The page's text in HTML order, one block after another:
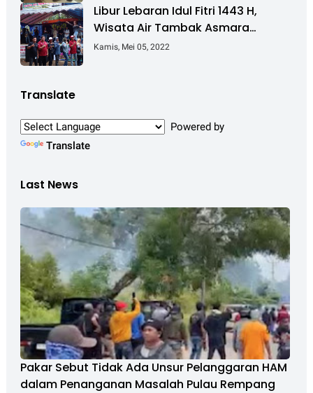
Libur Lebaran Idul Fitri 1443 H,
Wisata Air Tambak Asmara
Kotabaru Dipadati Ribuan
Kamis, Mei 05, 2022
Translate
Powered by
Translate
Last News
Pakar Sebut Tidak Ada Unsur Pelanggaran HAM
dalam Penanganan Masalah Pulau Rempang